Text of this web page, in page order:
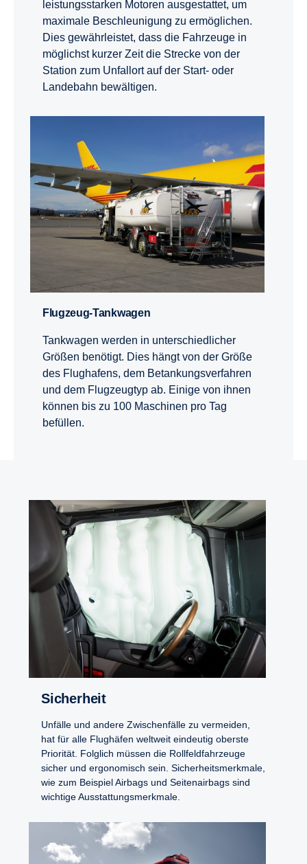
leistungsstarken Motoren ausgestattet, um
maximale Beschleunigung zu ermöglichen.
Dies gewährleistet, dass die Fahrzeuge in
möglichst kurzer Zeit die Strecke von der
Station zum Unfallort auf der Start- oder
Landebahn bewältigen.
Flugzeug-Tankwagen
Tankwagen werden in unterschiedlicher
Größen benötigt. Dies hängt von der Größe
des Flughafens, dem Betankungsverfahren
und dem Flugzeugtyp ab. Einige von ihnen
können bis zu 100 Maschinen pro Tag
befüllen.
Sicherheit
Unfälle und andere Zwischenfälle zu vermeiden,
hat für alle Flughäfen weltweit eindeutig oberste
Priorität. Folglich müssen die Rollfeldfahrzeuge
sicher und ergonomisch sein. Sicherheitsmerkmale,
wie zum Beispiel Airbags und Seitenairbags sind
wichtige Ausstattungsmerkmale.